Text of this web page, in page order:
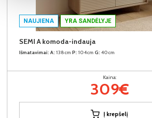
NAUJIENA YRA SANDĖLYJE
SEMI A komoda-indauja
Išmatavimai: A: 138cm P: 104cm G: 40cm
Kaina:
309€
Į krepšelį